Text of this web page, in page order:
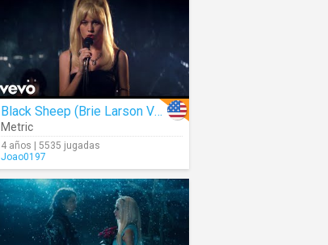
Black Sheep (Brie Larson Vocal Version) (Scott Pilgrim Vs. The World)
Metric
4 años | 5535 jugadas
Joao0197